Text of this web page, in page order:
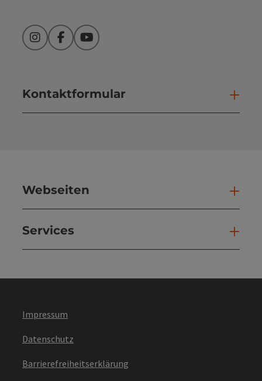
InstagramFacebookYouTube
Kontaktformular
Webseiten
Services
Impressum
Datenschutz
Barrierefreiheitserklärung